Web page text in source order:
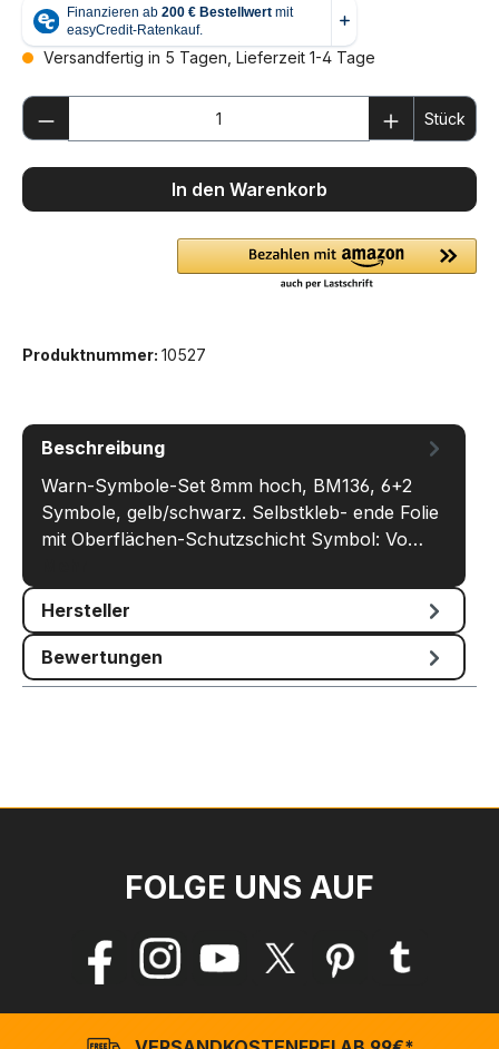
Versandfertig in 5 Tagen, Lieferzeit 1-4 Tage
Produkt Anzahl: Gib den gewünschten
Stück
In den Warenkorb
Produktnummer: 10527
Beschreibung
Warn-Symbole-Set 8mm hoch, BM136, 6+2
Symbole, gelb/schwarz. Selbstkleb- ende Folie
mit Oberflächen-Schutzschicht Symbol: Vo…
Hersteller
Bewertungen
FOLGE UNS AUF